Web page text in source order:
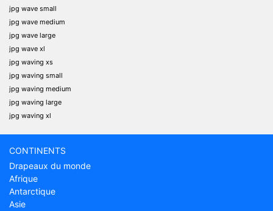
jpg wave small
jpg wave medium
jpg wave large
jpg wave xl
jpg waving xs
jpg waving small
jpg waving medium
jpg waving large
jpg waving xl
CONTINENTS
Drapeaux du monde
Afrique
Antarctique
Asie